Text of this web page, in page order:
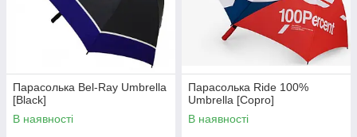
Парасолька Bel-Ray Umbrella
[Black]
В наявності
Парасолька Ride 100%
Umbrella [Copro]
В наявності